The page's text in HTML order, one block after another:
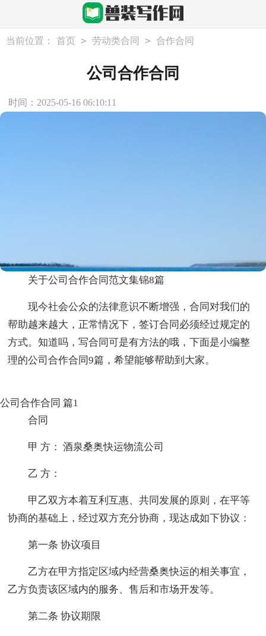
当前位置： 首页 > 劳动类合同 > 合作合同
公司合作合同
时间：2025-05-16 06:10:11
关于公司合作合同范文集锦8篇
现今社会公众的法律意识不断增强，合同对我们的
帮助越来越大，正常情况下，签订合同必须经过规定的
方式。知道吗，写合同可是有方法的哦，下面是小编整
理的公司合作合同9篇，希望能够帮助到大家。
公司合作合同 篇1
合同
甲 方： 酒泉桑奥快运物流公司
乙 方：
甲乙双方本着互利互惠、共同发展的原则，在平等
协商的基础上，经过双方充分协商，现达成如下协议：
第一条 协议项目
乙方在甲方指定区域内经营桑奥快运的相关事宜，
乙方负责该区域内的服务、售后和市场开发等。
第二条 协议期限